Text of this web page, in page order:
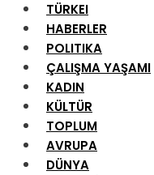
TÜRKEI
HABERLER
POLITIKA
ÇALIŞMA YAŞAMI
KADIN
KÜLTÜR
TOPLUM
AVRUPA
DÜNYA